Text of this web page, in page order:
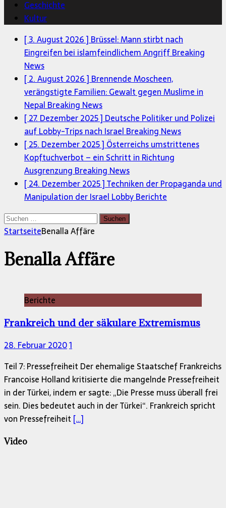
Geschichte
Kultur
[ 3. August 2026 ] Brüssel: Mann stirbt nach
Eingreifen bei islamfeindlichem AngriffBreaking
News
[ 2. August 2026 ] Brennende Moscheen,
verängstigte Familien: Gewalt gegen Muslime in
Nepal Breaking News
[ 27. Dezember 2025 ] Deutsche Politiker und Polizei
auf Lobby-Trips nach Israel Breaking News
[ 25. Dezember 2025 ] Österreichs umstrittenes
Kopftuchverbot – ein Schritt in Richtung
Ausgrenzung Breaking News
[ 24. Dezember 2025 ]Techniken der Propaganda und
Manipulation der Israel LobbyBerichte
Suchen
nach:
StartseiteBenalla Affäre
Benalla Affäre
Berichte
Frankreich und der säkulare Extremismus
28. Februar 20201
Teil 7: Pressefreiheit Der ehemalige Staatschef Frankreichs
Francoise Holland kritisierte die mangelnde Pressefreiheit
in der Türkei, indem er sagte: „Die Presse muss überall frei
sein. Dies bedeutet auch in der Türkei“. Frankreich spricht
von Pressefreiheit […]
Video